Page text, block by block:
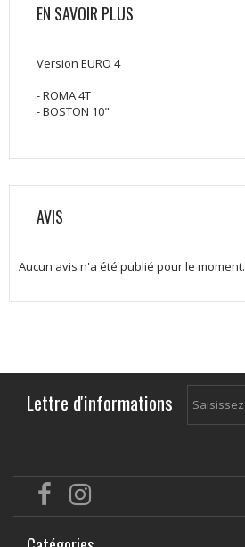
EN SAVOIR PLUS
Version EURO 4
- ROMA 4T
- BOSTON 10"
AVIS
Aucun avis n'a été publié pour le moment.
Lettre d'informations